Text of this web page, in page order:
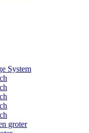
System
groter